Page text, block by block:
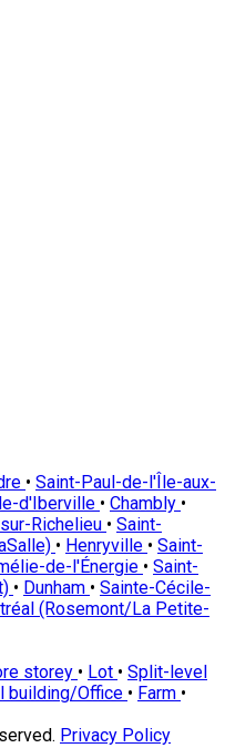
• Saint-Paul-de-l'Île-aux-
d'Iberville • Chambly •
Richelieu • Saint-
• Henryville • Saint-
de-l'Énergie • Saint-
• Dunham • Sainte-Cécile-
(Rosemont/La Petite-
storey • Lot • Split-level
building/Office • Farm •
Privacy Policy